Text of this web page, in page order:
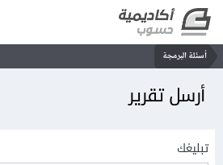
أسئلة البرمجة
أرسل تقرير
تبليغك